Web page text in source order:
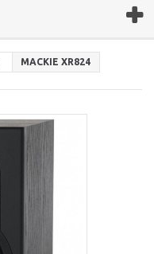
MACKIE XR824